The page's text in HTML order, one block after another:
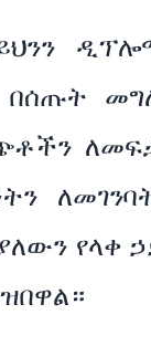
የላቀ